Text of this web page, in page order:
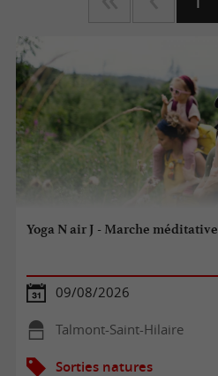
Yoga N air J - Marche méditative
09/08/2026
Talmont-Saint-Hilaire
Sorties natures